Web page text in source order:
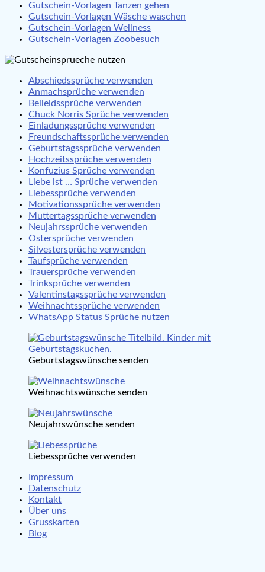
Gutschein-Vorlagen Tanzen gehen
Gutschein-Vorlagen Wäsche waschen
Gutschein-Vorlagen Wellness
Gutschein-Vorlagen Zoobesuch
Abschiedssprüche verwenden
Anmachsprüche verwenden
Beileidssprüche verwenden
Chuck Norris Sprüche verwenden
Einladungssprüche verwenden
Freundschaftssprüche verwenden
Geburtstagssprüche verwenden
Hochzeitssprüche verwenden
Konfuzius Sprüche verwenden
Liebe ist … Sprüche verwenden
Liebessprüche verwenden
Motivationssprüche verwenden
Muttertagssprüche verwenden
Neujahrssprüche verwenden
Ostersprüche verwenden
Silvestersprüche verwenden
Taufsprüche verwenden
Trauersprüche verwenden
Trinksprüche verwenden
Valentinstagssprüche verwenden
Weihnachtssprüche verwenden
WhatsApp Status Sprüche nutzen
Geburtstagswünsche senden
Weihnachtswünsche senden
Neujahrswünsche senden
Liebessprüche verwenden
Impressum
Datenschutz
Kontakt
Über uns
Grusskarten
Blog